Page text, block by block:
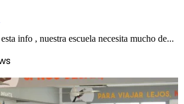
info , nuestra escuela necesita mucho de...